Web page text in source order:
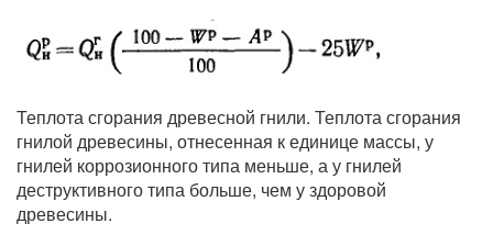
Теплота сгорания древесной гнили. Теплота сгорания
гнилой древесины, отнесенная к единице массы, у
гнилей коррозионного типа меньше, а у гнилей
деструктивного типа больше, чем у здоровой
древесины.